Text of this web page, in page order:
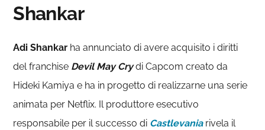
Shankar
Adi Shankar ha annunciato di avere acquisito i diritti
del franchise Devil May Crydi Capcom creato da
Hideki Kamiya e ha in progetto di realizzarne una serie
animata per Netflix. Il produttore esecutivo
responsabile per il successo di Castlevaniarivela il